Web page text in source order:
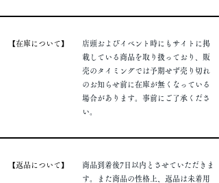
​【在庫について】
店頭およびイベント時にもサイトに掲
載している商品を取り扱っており、販
売のタイミングでは予期せず売り切れ
のお知らせ前に在庫が無くなっている
場合があります。事前にご了承くださ
い。
​【返品について】
商品到着後7日以内とさせていただきま
す。また商品の性格上、返品は未着用